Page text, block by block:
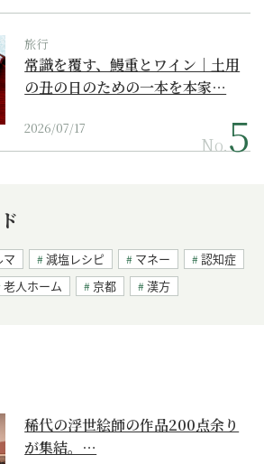
旅行
常識を覆す、鰻重とワイン｜土用
の丑の日のための一本を本家…
2026/07/17
No.
マ 減塩レシピ マネー
認知症
老人ホーム 京都 漢方
稀代の浮世絵師の作品200点余り
が集結。…